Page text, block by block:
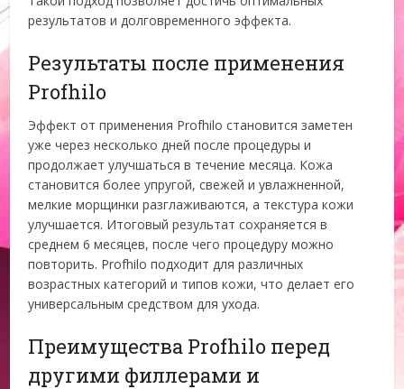
результатов и долговременного эффекта.
Результаты после применения
Profhilo
Эффект от применения Profhilo становится заметен
уже через несколько дней после процедуры и
продолжает улучшаться в течение месяца. Кожа
становится более упругой, свежей и увлажненной,
мелкие морщинки разглаживаются, а текстура кожи
улучшается. Итоговый результат сохраняется в
среднем 6 месяцев, после чего процедуру можно
повторить. Profhilo подходит для различных
возрастных категорий и типов кожи, что делает его
универсальным средством для ухода.
Преимущества Profhilo перед
другими филлерами и